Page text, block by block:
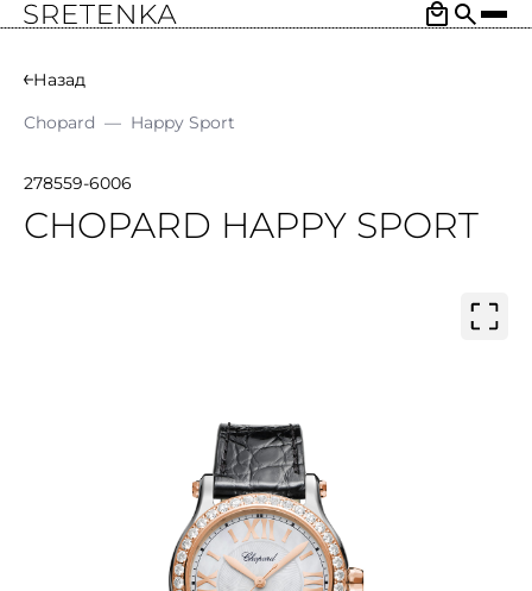
Назад
Chopard — Happy Sport
278559-6006
CHOPARD HAPPY SPORT